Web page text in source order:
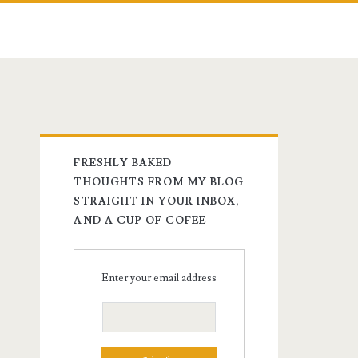
FRESHLY BAKED
THOUGHTS FROM MY BLOG
STRAIGHT IN YOUR INBOX,
AND A CUP OF COFEE
Enter your email address